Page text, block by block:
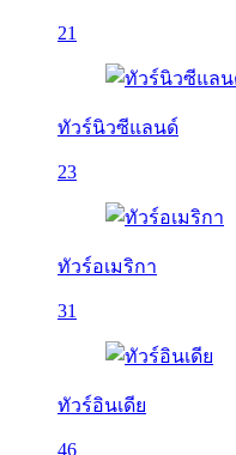
21
ทัวร์นิวซีแลนด์
23
ทัวร์อเมริกา
31
ทัวร์อินเดีย
46